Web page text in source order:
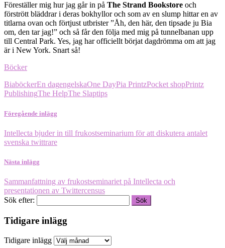
Föreställer mig hur jag går in på The Strand Bookstore och
förstrött bläddrar i deras bokhyllor och som av en slump hittar en av
titlarna ovan och förtjust utbrister ”Åh, den här, den tipsade ju Bia
om, den tar jag!” och så får den följa med mig på tunnelbanan upp
till Central Park. Yes, jag har officiellt börjat dagdrömma om att jag
är i New York. Snart så!
Böcker
BiaböckerEn dagengelskaOne DayPia PrintzPocket shopPrintz
PublishingThe HelpThe Slaptips
Föregående inlägg
Intellecta bjuder in till frukostseminarium för att diskutera antalet
svenska twittrare
Nästa inlägg
Sammanfattning av frukostseminariet på Intellecta och
presentationen av Twittercensus
Sök efter:
Tidigare inlägg
Tidigare inlägg